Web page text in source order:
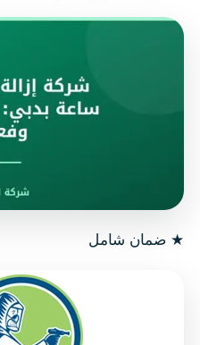
★ ضمان شامل